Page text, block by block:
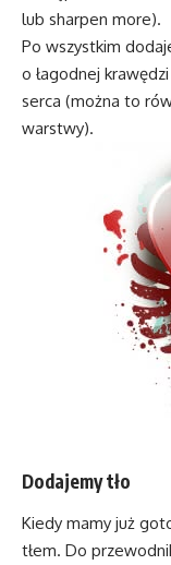
lub sharpen more).
Po wszystkim
o łagodnej
serca (można to
warstwy).
Dodajemy tło
Kiedy mamy już
tłem. Do